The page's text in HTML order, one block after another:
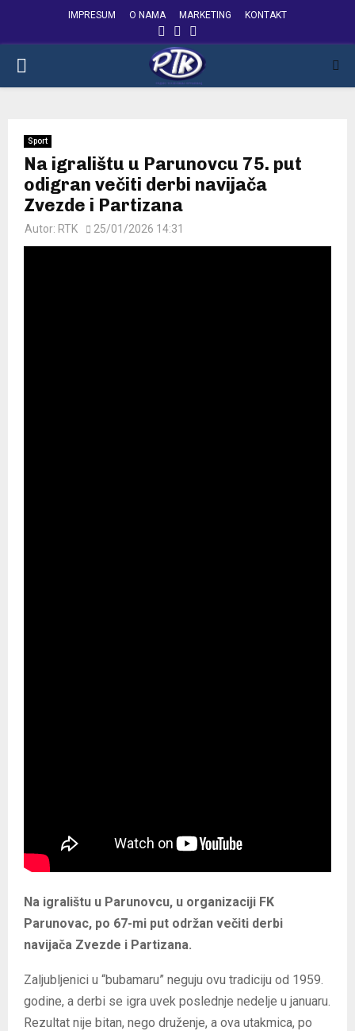
IMPRESUM O NAMA MARKETING KONTAKT
FACEBOOK
INSTAGRAM
PRIMARY
Sport
Na igralištu u Parunovcu 75. put
odigran večiti derbi navijača
Zvezde i Partizana
Autor: RTK 25/01/2026 14:31
Na igralištu u Parunovcu, u organizaciji FK
Parunovac, po 67-mi put održan večiti derbi
navijača Zvezde i Partizana.
Zaljubljenici u “bubamaru” neguju ovu tradiciju od 1959.
godine, a derbi se igra uvek poslednje nedelje u januaru.
Rezultat nije bitan, nego druženje, a ova utakmica, po